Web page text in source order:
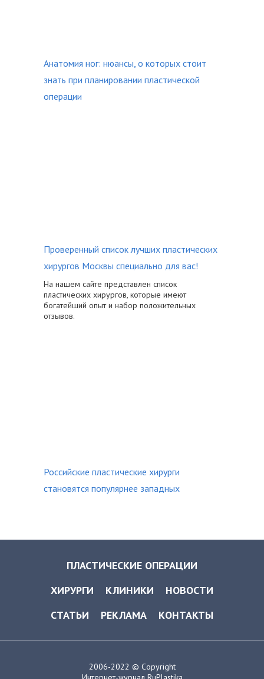
Анатомия ног: нюансы, о которых стоит
знать при планировании пластической
операции
Проверенный список лучших пластических
хирургов Москвы специально для вас!
На нашем сайте представлен список
пластических хирургов, которые имеют
богатейший опыт и набор положительных
отзывов.
Российские пластические хирурги
становятся популярнее западных
ПЛАСТИЧЕСКИЕ ОПЕРАЦИИ
ХИРУРГИ
КЛИНИКИ
НОВОСТИ
СТАТЬИ
РЕКЛАМА КОНТАКТЫ
2006-2022 © Copyright